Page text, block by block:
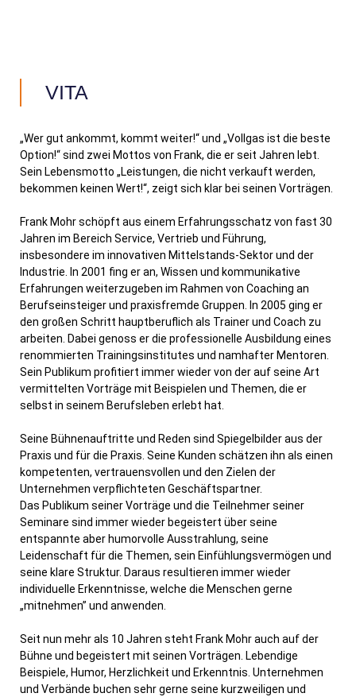
VITA
„Wer gut ankommt, kommt weiter!“ und „Vollgas ist die beste
Option!“ sind zwei Mottos von Frank, die er seit Jahren lebt.
Sein Lebensmotto „Leistungen, die nicht verkauft werden,
bekommen keinen Wert!“, zeigt sich klar bei seinen Vorträgen.
Frank Mohr schöpft aus einem Erfahrungsschatz von fast 30
Jahren im Bereich Service, Vertrieb und Führung,
insbesondere im innovativen Mittelstands-Sektor und der
Industrie. In 2001 fing er an, Wissen und kommunikative
Erfahrungen weiterzugeben im Rahmen von Coaching an
Berufseinsteiger und praxisfremde Gruppen. In 2005 ging er
den großen Schritt hauptberuflich als Trainer und Coach zu
arbeiten. Dabei genoss er die professionelle Ausbildung eines
renommierten Trainingsinstitutes und namhafter Mentoren.
Sein Publikum profitiert immer wieder von der auf seine Art
vermittelten Vorträge mit Beispielen und Themen, die er
selbst in seinem Berufsleben erlebt hat.
Seine Bühnenauftritte und Reden sind Spiegelbilder aus der
Praxis und für die Praxis. Seine Kunden schätzen ihn als einen
kompetenten, vertrauensvollen und den Zielen der
Unternehmen verpflichteten Geschäftspartner.
Das Publikum seiner Vorträge und die Teilnehmer seiner
Seminare sind immer wieder begeistert über seine
entspannte aber humorvolle Ausstrahlung, seine
Leidenschaft für die Themen, sein Einfühlungsvermögen und
seine klare Struktur. Daraus resultieren immer wieder
individuelle Erkenntnisse, welche die Menschen gerne
„mitnehmen” und anwenden.
Seit nun mehr als 10 Jahren steht Frank Mohr auch auf der
Bühne und begeistert mit seinen Vorträgen. Lebendige
Beispiele, Humor, Herzlichkeit und Erkenntnis. Unternehmen
und Verbände buchen sehr gerne seine kurzweiligen und